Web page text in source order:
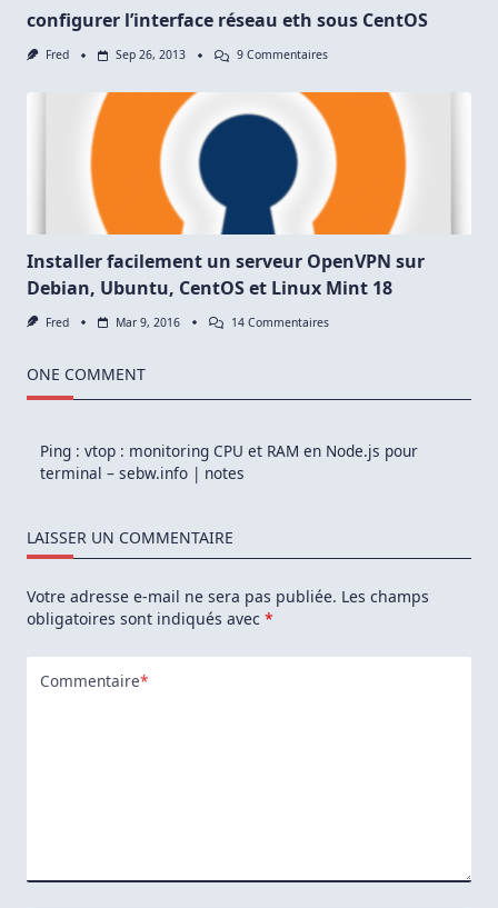
configurer l’interface réseau eth sous CentOS
Fred Sep 26, 2013 9 CommentairesSur
Eth
Sous
CentOS
Installer facilement un serveur OpenVPN sur
Debian, Ubuntu, CentOS et Linux Mint 18
Fred Mar 9, 2016 14 CommentairesSur
OpenVPN
Ubuntu,
ONE COMMENT
Ping : vtop : monitoring CPU et RAM en Node.js pour
terminal – sebw.info | notes
LAISSER UN COMMENTAIRE
Votre adresse e-mail ne sera pas publiée. Les champs
obligatoires sont indiqués avec *
Commentaire*